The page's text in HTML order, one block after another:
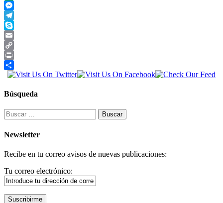
WhatsApp
Messenger
Telegram
Skype
Email
Copy
Link
Print
Compartir
Búsqueda
Buscar:
Newsletter
Recibe en tu correo avisos de nuevas publicaciones:
Tu correo electrónico: